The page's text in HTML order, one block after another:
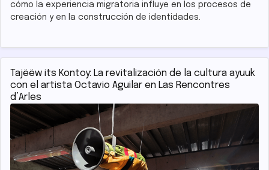
cómo la experiencia migratoria influye en los procesos de
creación y en la construcción de identidades.
Tajëëw its Kontoy: La revitalización de la cultura ayuuk
con el artista Octavio Aguilar en Las Rencontres
d’Arles